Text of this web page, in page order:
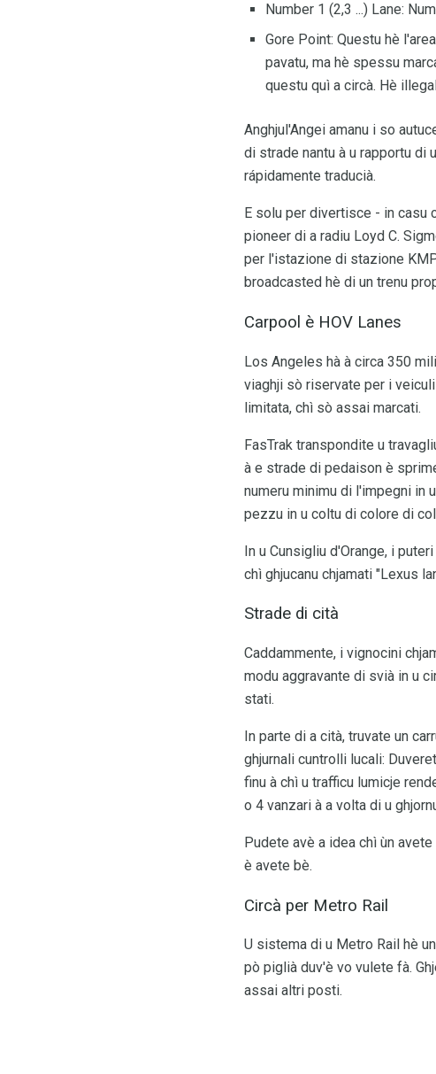
Number 1 (2,3 ...) Lane:
Gore Point: Questu hè
pavatu, ma hè spessu
questu quì a circà. Hè
Anghjul'Angei amanu i so
di strade nantu à u rapportu di
rápidamente traducià.
E solu per divertisce - in casu
pioneer di a radiu Loyd C.
per l'istazione di stazione
broadcasted hè di un trenu
Carpool è HOV Lanes
Los Angeles hà à circa 350
viaghji sò riservate per i
limitata, chì sò assai marcati.
FasTrak transpondite u
à e strade di pedaison è
numeru minimu di l'impegni in
pezzu in u coltu di colore di
In u Cunsigliu d'Orange, i
chì ghjucanu chjamati "Lexus
Strade di cità
Caddammente, i vignocini
modu aggravante di svià in u
stati.
In parte di a cità, truvate un
ghjurnali cuntrolli lucali:
finu à chì u trafficu lumicje
o 4 vanzari à a volta di u
Pudete avè a idea chì ùn
è avete bè.
Circà per Metro Rail
U sistema di u Metro Rail hè
pò piglià duv'è vo vulete fà.
assai altri posti.